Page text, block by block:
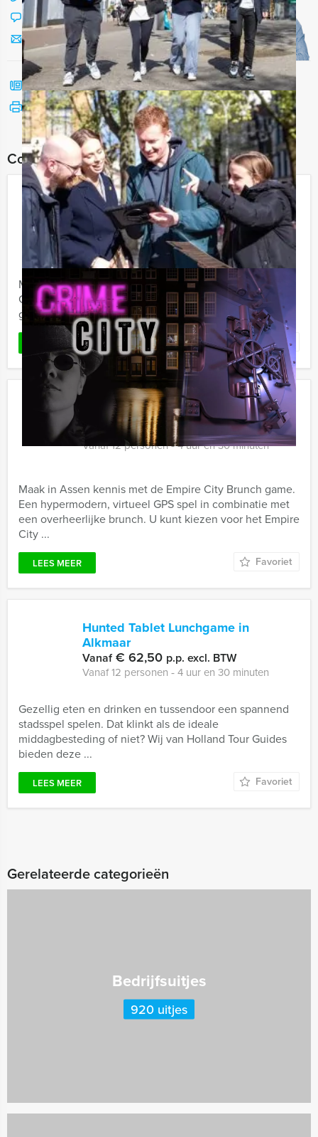
Chat met Jeroen
Stuur ons een mailtje
Bel mij terug
Bekijk printbare versie
Combineer dit uitje met:
GPS Speurtocht Groningen
Vanaf€ 22,50 p.p. excl. BTW
Vanaf 12 personen ‐ 2 uur en 30 minuten
Met de GPS Speurtocht van Holland Tour Guides in
Groningen zorgen wij dat u binnen no-time -zonder
gids- de weg weet in de stad.
LEES MEER Favoriet
Empire City Brunch Game in Assen
Vanaf € 62,50 p.p. excl. BTW
Vanaf 12 personen ‐ 4 uur en 30 minuten
Maak in Assen kennis met de Empire City Brunch game.
Een hypermodern, virtueel GPS spel in combinatie met
een overheerlijke brunch. U kunt kiezen voor het Empire
City ...
LEES MEER Favoriet
Hunted Tablet Lunchgame in
Alkmaar
Vanaf€ 62,50 p.p. excl. BTW
Vanaf 12 personen ‐ 4 uur en 30 minuten
Gezellig eten en drinken en tussendoor een spannend
stadsspel spelen. Dat klinkt als de ideale
middagbesteding of niet? Wij van Holland Tour Guides
bieden deze ...
LEES MEER Favoriet
Gerelateerde categorieën
Bedrijfsuitjes
920 uitjes